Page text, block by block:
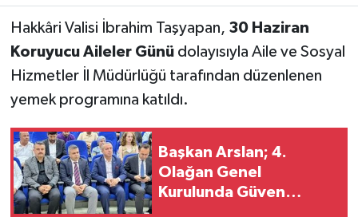
Hakkâri Valisi İbrahim Taşyapan, 30 Haziran
Koruyucu Aileler Günüdolayısıyla Aile ve Sosyal
Hizmetler İl Müdürlüğü tarafından düzenlenen
yemek programına katıldı.
Başkan Arslan; 4.
Olağan Genel
Kurulunda Güven
POLİTİKA
REKLAM
SAĞLIK
SİYASET
SPOR